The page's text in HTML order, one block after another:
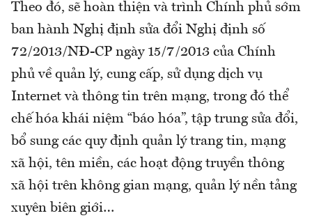
Theo đó, sẽ hoàn thiện và trình Chính phủ sớm
ban hành Nghị định sửa đổi Nghị định số
72/2013/NĐ-CP ngày 15/7/2013 của Chính
phủ về quản lý, cung cấp, sử dụng dịch vụ
Internet và thông tin trên mạng, trong đó thể
chế hóa khái niệm “báo hóa”, tập trung sửa đổi,
bổ sung các quy định quản lý trang tin, mạng
xã hội, tên miền, các hoạt động truyền thông
xã hội trên không gian mạng, quản lý nền tảng
xuyên biên giới…